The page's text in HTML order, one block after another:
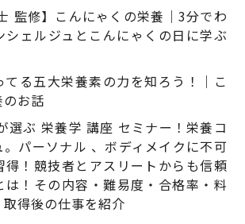
監修】こんにゃくの栄養｜3分でわ
シェルジュとこんにゃくの日に学ぶ
てる五大栄養素の力を知ろう！｜こ
のお話
選ぶ 栄養学 講座 セミナー！栄養コ
。パーソナル 、ボディメイクに不可
得！競技者とアスリートからも信頼
は！その内容・難易度・合格率・料
得後の仕事を紹介